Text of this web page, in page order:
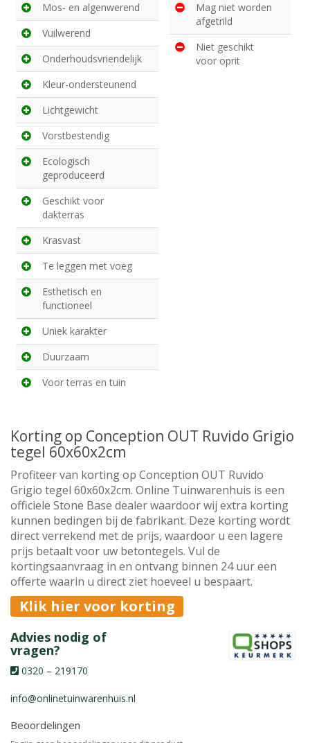
Mos- en algenwerend
Vuilwerend
Onderhoudsvriendelijk
Kleur-ondersteunend
Lichtgewicht
Vorstbestendig
Ecologisch
geproduceerd
Geschikt voor
dakterras
Krasvast
Te leggen met voeg
Esthetisch en
functioneel
Uniek karakter
Duurzaam
Voor terras en tuin
Mag niet worden
afgetrild
Niet geschikt
voor oprit
Korting op Conception OUT Ruvido Grigio
tegel 60x60x2cm
Profiteer van korting op Conception OUT Ruvido
Grigio tegel 60x60x2cm. Online Tuinwarenhuis is een
officiele Stone Base dealer waardoor wij extra korting
kunnen bedingen bij de fabrikant. Deze korting wordt
direct verrekend met de prijs, waardoor u een lagere
prijs betaalt voor uw betontegels. Vul de
kortingsaanvraag in en ontvang binnen 24 uur een
offerte waarin u direct ziet hoeveel u bespaart.
Klik hier voor korting
Advies nodig of
vragen?
0320 – 219170
info@onlinetuinwarenhuis.nl
Beoordelingen